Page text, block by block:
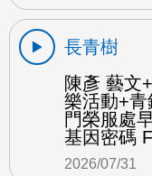
長青樹
陳彥 藝文
樂活動+
門榮服處
基因密碼
2026/07/31